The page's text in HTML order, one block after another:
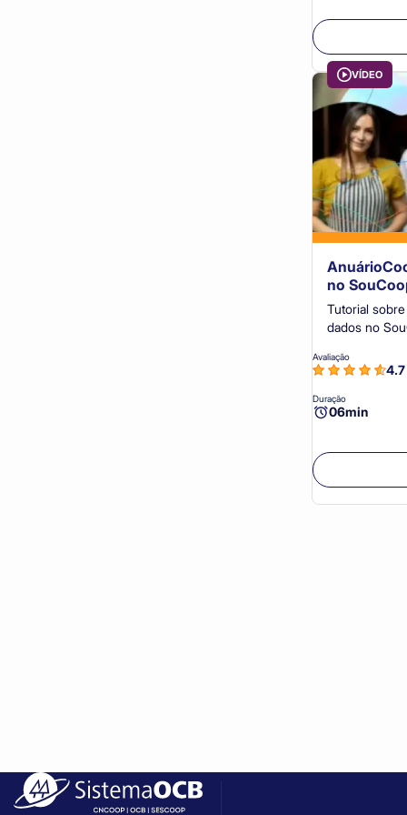
VÍDEO
no
Tutorial
dados no
Avaliação
4.7
Duração
06min